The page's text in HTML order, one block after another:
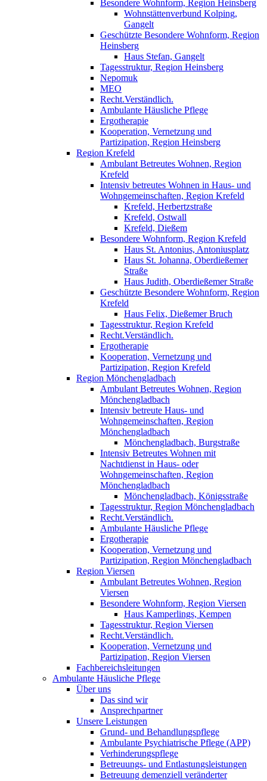
Besondere Wohnform, Region Heinsberg
Wohnstättenverbund Kolping,
Gangelt
Geschützte Besondere Wohnform, Region
Heinsberg
Haus Stefan, Gangelt
Tagesstruktur, Region Heinsberg
Nepomuk
MEO
Recht.Verständlich.
Ambulante Häusliche Pflege
Ergotherapie
Kooperation, Vernetzung und
Partizipation, Region Heinsberg
Region Krefeld
Ambulant Betreutes Wohnen, Region
Krefeld
Intensiv betreutes Wohnen in Haus- und
Wohngemeinschaften, Region Krefeld
Krefeld, Herbertzstraße
Krefeld, Ostwall
Krefeld, Dießem
Besondere Wohnform, Region Krefeld
Haus St. Antonius, Antoniusplatz
Haus St. Johanna, Oberdießemer
Straße
Haus Judith, Oberdießemer Straße
Geschützte Besondere Wohnform, Region
Krefeld
Haus Felix, Dießemer Bruch
Tagesstruktur, Region Krefeld
Recht.Verständlich.
Ergotherapie
Kooperation, Vernetzung und
Partizipation, Region Krefeld
Region Mönchengladbach
Ambulant Betreutes Wohnen, Region
Mönchengladbach
Intensiv betreute Haus- und
Wohngemeinschaften, Region
Mönchengladbach
Mönchengladbach, Burgstraße
Intensiv Betreutes Wohnen mit
Nachtdienst in Haus- oder
Wohngemeinschaften, Region
Mönchengladbach
Mönchengladbach, Königsstraße
Tagesstruktur, Region Mönchengladbach
Recht.Verständlich.
Ambulante Häusliche Pflege
Ergotherapie
Kooperation, Vernetzung und
Partizipation, Region Mönchengladbach
Region Viersen
Ambulant Betreutes Wohnen, Region
Viersen
Besondere Wohnform, Region Viersen
Haus Kamperlings, Kempen
Tagesstruktur, Region Viersen
Recht.Verständlich.
Kooperation, Vernetzung und
Partizipation, Region Viersen
Fachbereichsleitungen
Ambulante Häusliche Pflege
Über uns
Das sind wir
Ansprechpartner
Unsere Leistungen
Grund- und Behandlungspflege
Ambulante Psychiatrische Pflege (APP)
Verhinderungspflege
Betreuungs- und Entlastungsleistungen
Betreuung demenziell veränderter